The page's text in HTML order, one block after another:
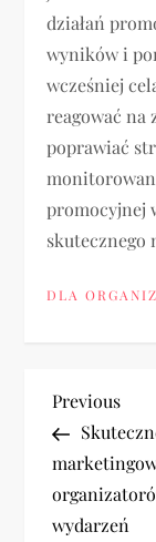
działań
wyników i
wcześniej
reagować na
poprawiać
promocyjnej
skutecznego
DLA
N
a
w
Previous
Post
Previous
wydarzeń